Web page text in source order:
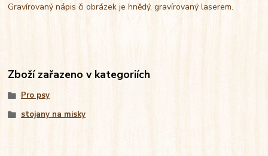
Gravírovaný nápis či obrázek je hnědý, gravírovaný laserem.
Zboží zařazeno v kategoriích
Pro psy
stojany na misky